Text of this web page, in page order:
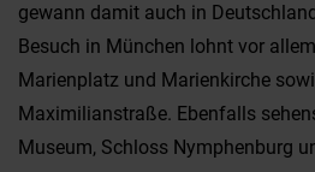
gewann damit auch in
Besuch in München lohnt vor
Marienplatz und Marienkirche
Maximilianstraße. Ebenfalls
Museum, Schloss Nymphenburg